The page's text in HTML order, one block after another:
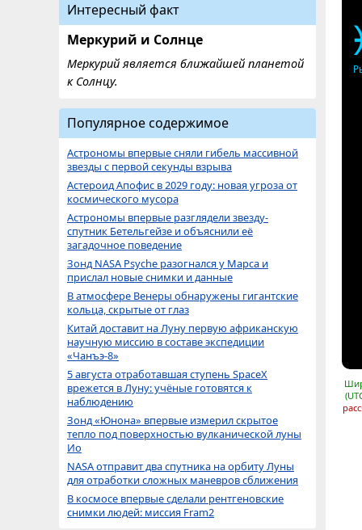
Интересный факт
Меркурий и Солнце
Меркурий является ближайшей планетой
к Солнцу.
Популярное содержимое
Астрономы впервые сняли гибель массивной
звезды с первой секунды взрыва
Астероид Апофис в 2029 году: новая угроза от
космического мусора
Астрономы впервые разглядели звезду-
спутник Бетельгейзе и объяснили её
загадочное поведение
Зонд NASA Psyche разогнался у Марса и
прислал новые снимки и данные
В атмосфере Венеры обнаружены гигантские
кольца, скрытые от глаз
Китай доставит на Луну первую африканскую
научную миссию в составе экспедиции
«Чанъэ-8»
5 августа отработавшая ступень SpaceX
врежется в Луну: учёные готовятся к
наблюдению
Зонд «Юнона» впервые измерил скрытое
тепло под поверхностью вулканической луны
Ио
NASA отправит два спутника на орбиту Луны
для отработки сложных маневров сближения
В космосе впервые сделали рентгеновские
снимки людей: миссия Fram2